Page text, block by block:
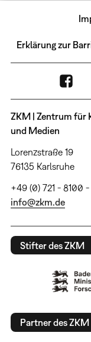
Erklärung zur
ZKM | Zentrum für
und Medien
Lorenzstraße 19
76135 Karlsruhe
+49 (0) 721 - 8100 -
info@zkm.de
Stifter des ZKM
Partner des ZKM